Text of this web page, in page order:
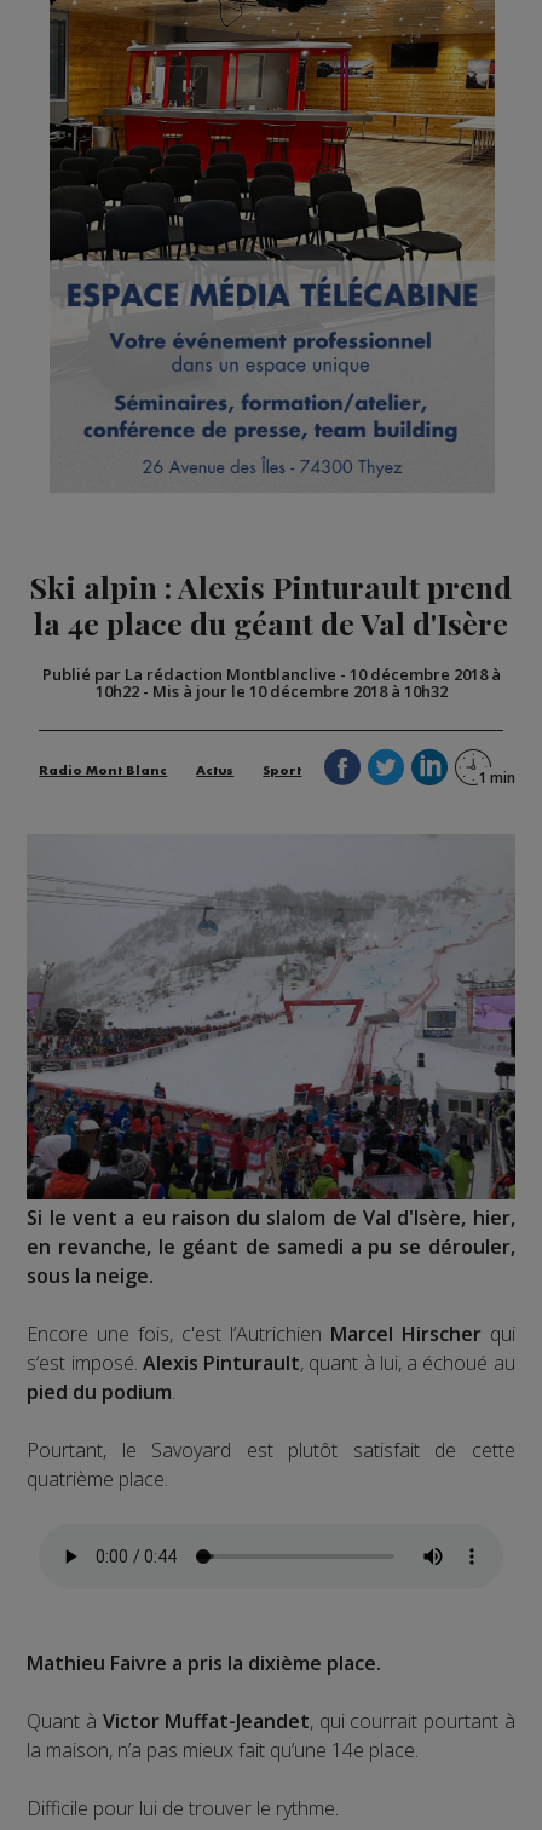
Ski alpin : Alexis Pinturault prend
la 4e place du géant de Val d'Isère
Publié par La rédaction Montblanclive - 10 décembre 2018 à
10h22- Mis à jour le 10 décembre 2018 à 10h32
Radio Mont Blanc Actus Sport
Si le vent a eu raison du slalom de Val d'Isère, hier,
en revanche, le géant de samedi a pu se dérouler,
sous la neige.
Encore une fois, c'est l’Autrichien Marcel Hirscherqui
s’est imposé. Alexis Pinturault, quant à lui, a échoué au
pied du podium.
Pourtant, le Savoyard est plutôt satisfait de cette
quatrième place.
Mathieu Faivre a pris la dixième place.
Quant à Victor Muffat-Jeandet, qui courrait pourtant à
la maison, n’a pas mieux fait qu’une 14e place.
Difficile pour lui de trouver le rythme.